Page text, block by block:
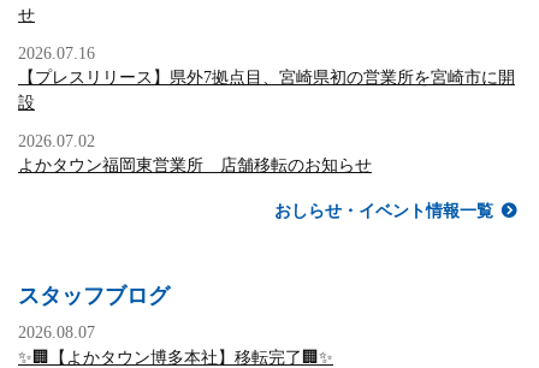
せ
2026.07.16
【プレスリリース】県外7拠点目、宮崎県初の営業所を宮崎市に開
設
2026.07.02
よかタウン福岡東営業所 店舗移転のお知らせ
おしらせ・イベント情報一覧
スタッフブログ
2026.08.07
✨🏢【よかタウン博多本社】移転完了🏢✨